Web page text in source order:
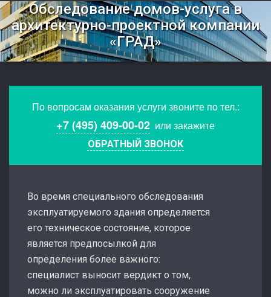
Обследование домов-услуга в
архитектурно-проектной компании
«ГРАД»
По вопросам оказания услуги звоните по тел.:
+7 (495) 409-00-02 или закажите
ОБРАТНЫЙ ЗВОНОК
Во время специального обследования
эксплуатируемого здания определяется
его техническое состояние, которое
является предпосылкой для
определения более важного:
специалист выносит вердикт о том,
можно ли эксплуатировать сооружение